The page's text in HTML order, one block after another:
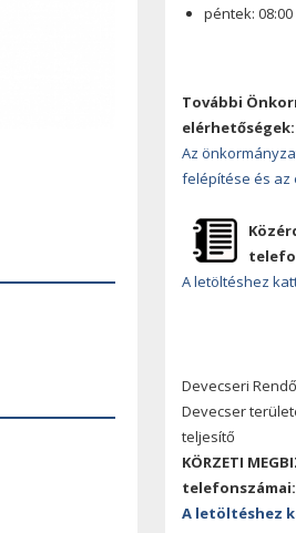
péntek: 08:00
További
elérhetőségek:
Az
felépítése és az
A letöltéshez
Devecseri
Devecser
teljesítő
KÖRZETI
telefonszámai:
A letöltéshez